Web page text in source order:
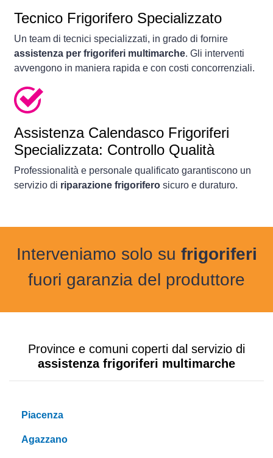
Tecnico Frigorifero Specializzato
Un team di tecnici specializzati, in grado di fornire
assistenza per frigoriferi multimarche. Gli interventi
avvengono in maniera rapida e con costi concorrenziali.
Assistenza Calendasco Frigoriferi
Specializzata: Controllo Qualità
Professionalità e personale qualificato garantiscono un
servizio di riparazione frigorifero sicuro e duraturo.
Interveniamo solo su frigoriferi
fuori garanzia del produttore
Province e comuni coperti dal servizio di
assistenza frigoriferi multimarche
Piacenza
Agazzano